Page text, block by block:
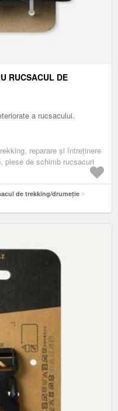
RUCSACUL DE
a rucsacului.
reparare și întreținere
piese de schimb rucsacuri
de trekking/drumeție